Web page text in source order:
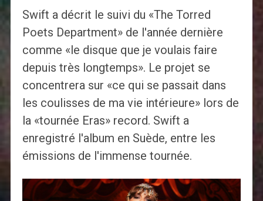
Swift a décrit le suivi du «The Torred
Poets Department» de l'année dernière
comme «le disque que je voulais faire
depuis très longtemps». Le projet se
concentrera sur «ce qui se passait dans
les coulisses de ma vie intérieure» lors de
la «tournée Eras» record. Swift a
enregistré l'album en Suède, entre les
émissions de l'immense tournée.